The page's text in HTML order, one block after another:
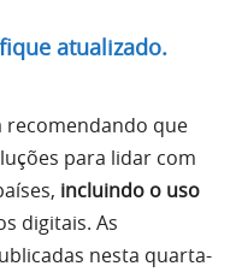
atualizado.
recomendando que
para lidar com
incluindo o uso
digitais. As
nesta quarta-